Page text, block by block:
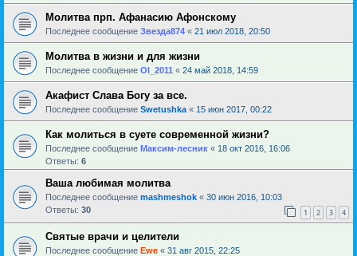
Молитва прп. Афанасию Афонскому
Последнее сообщение Звезда874 « 21 июл 2018, 20:50
Молитва в жизни и для жизни
Последнее сообщение Ol_2011 « 24 май 2018, 14:59
Акафист Слава Богу за все.
Последнее сообщение Swetushka « 15 июн 2017, 00:22
Как молиться в суете современной жизни?
Последнее сообщение Максим-лесник « 18 окт 2016, 16:06
Ответы: 6
Ваша любимая молитва
Последнее сообщение mashmeshok « 30 июн 2016, 10:03
Ответы: 30 1 2 3 4
Святые врачи и целители
Последнее сообщение Ewe « 31 авг 2015, 22:25